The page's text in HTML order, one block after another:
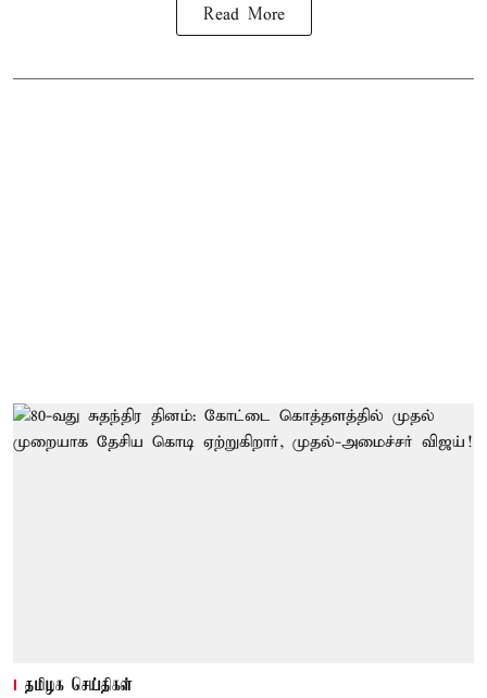
Read More
தமிழக செய்திகள்